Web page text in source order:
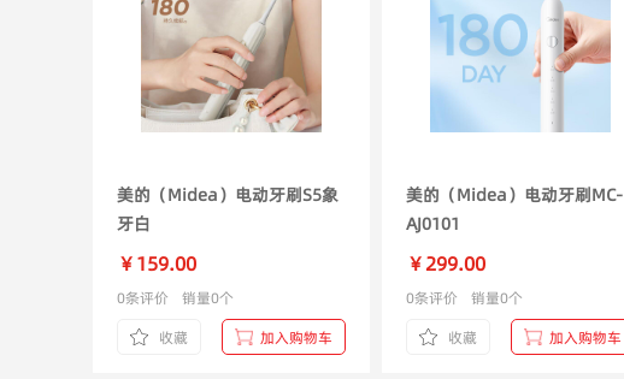
美的（Midea）电动牙刷S5象
牙白
￥159.00
0条评价
销量0个
收藏
加入购物车
美的（Midea）电动牙刷MC-
AJ0101
￥299.00
0条评价
销量0个
收藏
加入购物车